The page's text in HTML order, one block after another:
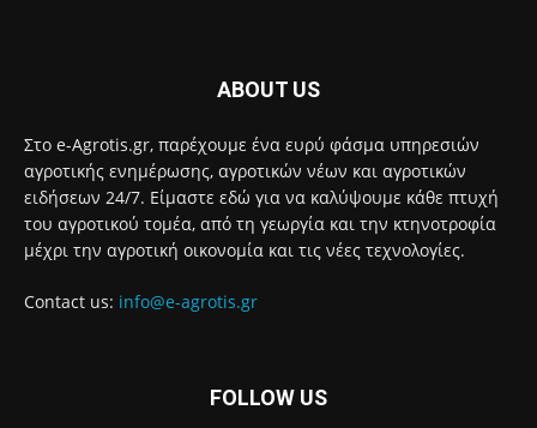
ABOUT US
Στο e-Agrotis.gr, παρέχουμε ένα ευρύ φάσμα υπηρεσιών
αγροτικής ενημέρωσης, αγροτικών νέων και αγροτικών
ειδήσεων 24/7. Είμαστε εδώ για να καλύψουμε κάθε πτυχή
του αγροτικού τομέα, από τη γεωργία και την κτηνοτροφία
μέχρι την αγροτική οικονομία και τις νέες τεχνολογίες.
Contact us: info@e-agrotis.gr
FOLLOW US